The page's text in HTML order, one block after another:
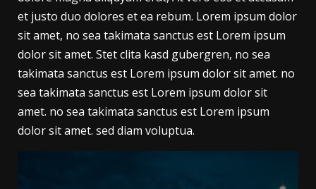
et justo duo dolores et ea rebum. Lorem ipsum dolor
sit amet, no sea takimata sanctus est Lorem ipsum
dolor sit amet. Stet clita kasd gubergren, no sea
takimata sanctus est Lorem ipsum dolor sit amet. no
sea takimata sanctus est Lorem ipsum dolor sit
amet. no sea takimata sanctus est Lorem ipsum
dolor sit amet. sed diam voluptua.